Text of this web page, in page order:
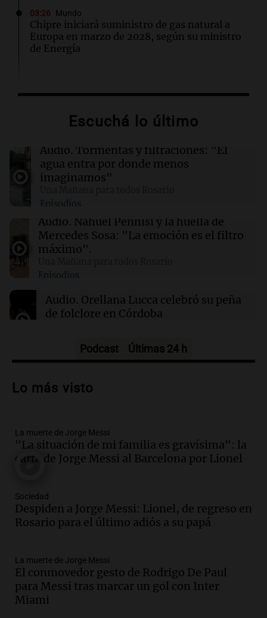
03:26 Mundo
Chipre iniciará suministro de gas natural a
Europa en marzo de 2028, según su ministro
de Energía
Más de 1.300 vuelos cancelados en Shanghái
02:03 Tecnología
Airbnb acelera el lanzamiento de funciones
gracias a la inteligencia artificial en su
búsqueda
01:49 Mundo
El Pentágono solicita a la industria de defensa
un aumento en la producción de armas
01:31 Ciencia
Reducir alimentos dulces no disminuye
antojos ni mejora la salud, según estudio
Escuchá lo último
Audio. Tormentas y filtraciones: "El
agua entra por donde menos
imaginamos"
Episodios
Audio. Nahuel Pennisi y la huella de
Mercedes Sosa: "La emoción es el filtro
máximo".
Episodios
Audio. Orellana Lucca celebró su peña
de folclore en Córdoba
Audio.Trágico accidente en Mendoza:
vehículos desde un puente
Audio.Tragedia en Mendoza: un muerto
y cinco heridos tras caer dos autos desde
un puente
Episodios
Audio.Messi llegará esta noche a
Rosario para acompañar a su familia
Episodios
Audio.Ley de Propiedad Privada: el revés
en el Congreso expuso una debilidad
comunicacional del Gobierno
Podcast Últimas 24 h
Lo más visto
La muerte de Jorge Messi
"La situación de mi familia es gravísima": la
carta de Jorge Messi al Barcelona por Lionel
Sociedad
Despiden a Jorge Messi: Lionel, de regreso en
Rosario para el último adiós a su papá
La muerte de Jorge Messi
El conmovedor gesto de Rodrigo De Paul
para Messi tras marcar un gol con Inter
Miami